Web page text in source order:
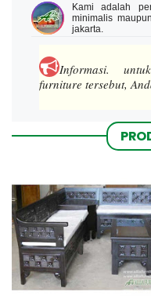
Kami adalah
minimalis
jakarta.
Informasi.
furniture tersebut,